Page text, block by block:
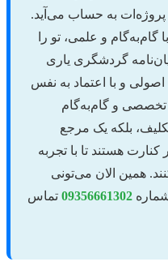
به حساب می‌آید.
گام‌به‌گام و علمی، تو را
گردشگری یاری
اصولی و با اعتماد به نفس
تخصصی و گام‌به‌گام
بلکه یک مرجع
کنارت هستند تا با تجربه
همین الان می‌تونی
09356661302 تماس